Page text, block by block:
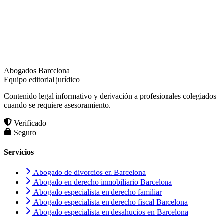
Abogados Barcelona
Equipo editorial jurídico
Contenido legal informativo y derivación a profesionales colegiados
cuando se requiere asesoramiento.
Verificado
Seguro
Servicios
Abogado de divorcios en Barcelona
Abogado en derecho inmobiliario Barcelona
Abogado especialista en derecho familiar
Abogado especialista en derecho fiscal Barcelona
Abogado especialista en desahucios en Barcelona